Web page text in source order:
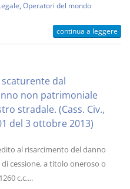
Operatori del mondo
continua a leggere
dal
non patrimoniale
stradale. (Cass. Civ.,
del 3 ottobre 2013)
al risarcimento del danno
cessione, a titolo oneroso o
c.c....